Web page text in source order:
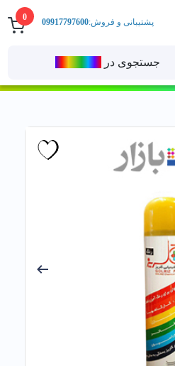
0
جستجوی در
پشتیبانی و فروش:09917797600